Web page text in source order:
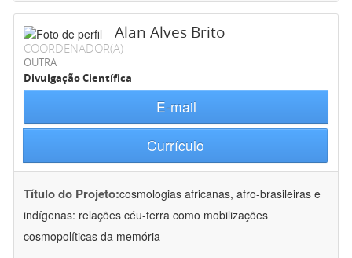
Alan Alves Brito
COORDENADOR(A)
OUTRA
Divulgação Científica
E-mail
Currículo
Título do Projeto:cosmologias africanas, afro-brasileiras e
indígenas: relações céu-terra como mobilizações
cosmopolíticas da memória